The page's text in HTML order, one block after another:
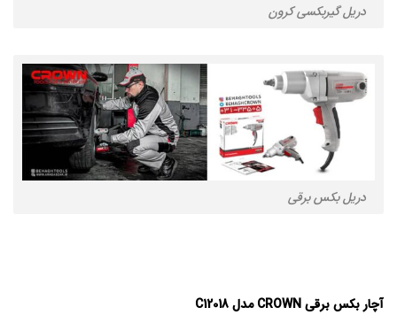
دریل گیربکسی کرون
دریل بکس برقی
آچار بکس برقی CROWN مدل C12018